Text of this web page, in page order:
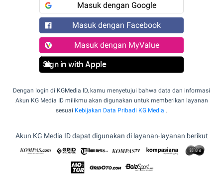
Masuk dengan Google
Masuk dengan Facebook
Masuk dengan MyValue
Sign in with Apple
Dengan login di KGMedia ID, kamu menyetujui bahwa data dan informasi
Akun KG Media ID milikmu akan digunakan untuk memberikan layanan
sesuai Kebijakan Data Pribadi KG Media .
Akun KG Media ID dapat digunakan di layanan-layanan berikut